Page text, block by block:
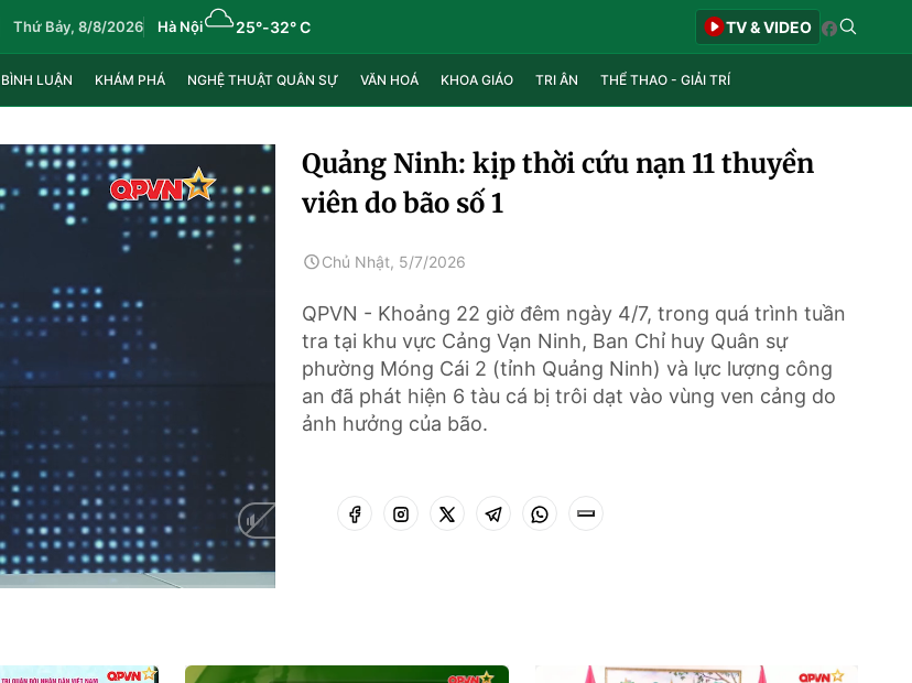
Thứ Bảy, 8/8/2026 Hà Nội 25°-32° C TV & VIDEO
BÌNH LUẬN KHÁM PHÁ NGHỆ THUẬT QUÂN SỰ VĂN HOÁ KHOA GIÁO TRI ÂN THỂ THAO - GIẢI TRÍ
Quảng Ninh: kịp thời cứu nạn 11 thuyền
viên do bão số 1
Chủ Nhật, 5/7/2026
QPVN - Khoảng 22 giờ đêm ngày 4/7, trong quá trình tuần
tra tại khu vực Cảng Vạn Ninh, Ban Chỉ huy Quân sự
phường Móng Cái 2 (tỉnh Quảng Ninh) và lực lượng công
an đã phát hiện 6 tàu cá bị trôi dạt vào vùng ven cảng do
ảnh hưởng của bão.